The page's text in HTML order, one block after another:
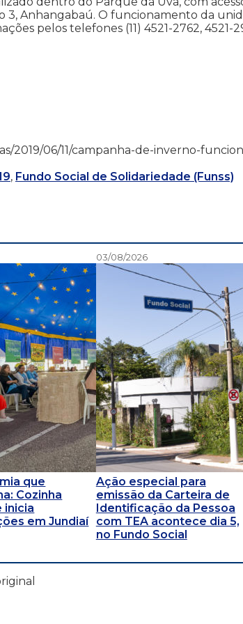
3, Anhangabaú. O funcionamento da
pelos telefones (11) 4521-2762, 4521-
2019/06/11/campanha-de-inverno-
, Fundo Social de Solidariedade (Funss)
que
Cozinha
inicia
em Jundiaí
03/08/2026
Ação especial para
emissão da Carteira de
Identificação da Pessoa
com TEA acontece dia 5,
no Fundo Social